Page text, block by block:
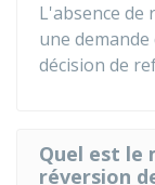
L'absence de
une
décision de
Quel est le
réversion